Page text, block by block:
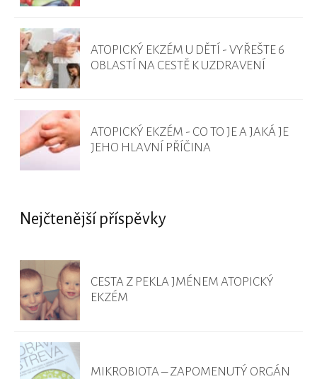
ATOPICKÝ EKZÉM U DĚTÍ - VYŘEŠTE 6
OBLASTÍ NA CESTĚ K UZDRAVENÍ
ATOPICKÝ EKZÉM - CO TO JE A JAKÁ JE
JEHO HLAVNÍ PŘÍČINA
Nejčtenější příspěvky
CESTA Z PEKLA JMÉNEM ATOPICKÝ
EKZÉM
MIKROBIOTA – ZAPOMENUTÝ ORGÁN